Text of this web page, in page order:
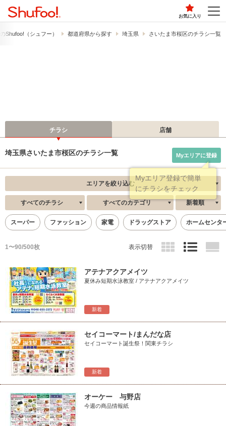
お気に入り
​Shufoo!​（シュフー） 都道府県から探す 埼玉県 さいたま市桜区のチラシ一覧
チラシ 店舗
埼玉県さいたま市桜区のチラシ一覧 Myエリアに登録
エリアを絞り込む
すべてのチラシ すべてのカテゴリ 新着順
スーパー ファッション 家電 ドラッグストア ホームセンタ
1〜90/500枚 表示切替
新着
アテナアクアメイツ
夏休み短期水泳教室 / アテナアクアメイツ
新着
セイコーマート/まんだな店
セイコーマート誕生祭！関東チラシ
オーケー 与野店
今週の商品情報紙